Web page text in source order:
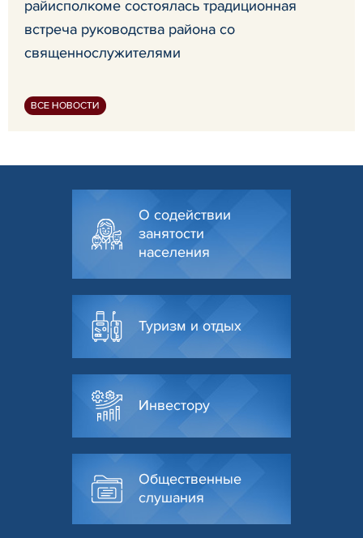
райисполкоме состоялась традиционная
встреча руководства района со
священнослужителями
ВСЕ НОВОСТИ
О содействии
занятости
населения
Туризм и отдых
Инвестору
Общественные
слушания